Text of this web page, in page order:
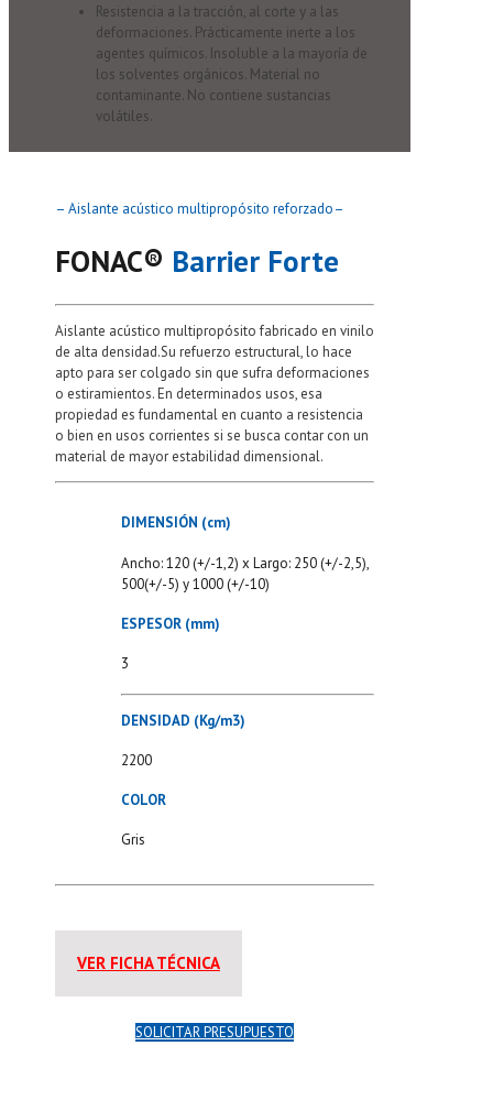
Resistencia a la tracción, al corte y a las
deformaciones. Prácticamente inerte a los
agentes químicos. Insoluble a la mayoría de
los solventes orgánicos. Material no
contaminante. No contiene sustancias
volátiles.
– Aislante acústico multipropósito reforzado–
FONAC®️ Barrier Forte
Aislante acústico multipropósito fabricado en vinilo
de alta densidad.Su refuerzo estructural, lo hace
apto para ser colgado sin que sufra deformaciones
o estiramientos. En determinados usos, esa
propiedad es fundamental en cuanto a resistencia
o bien en usos corrientes si se busca contar con un
material de mayor estabilidad dimensional.
DIMENSIÓN (cm)
Ancho: 120 (+/-1,2) x Largo: 250 (+/-2,5),
500(+/-5) y 1000 (+/-10)
ESPESOR (mm)
3
DENSIDAD (Kg/m3)
2200
COLOR
Gris
VER FICHA TÉCNICA
SOLICITAR PRESUPUESTO